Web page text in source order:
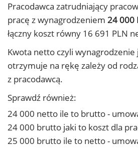
Pracodawca zatrudniający
pracę z wynagrodzeniem 24 000
łączny koszt równy 16 691 PLN
Kwota netto czyli
otrzymuje na rękę zależy od
z pracodawcą.
Sprawdź również:
24 000 netto ile to brutto -
24 000 brutto jaki to koszt dla
25 000 brutto ile to netto -